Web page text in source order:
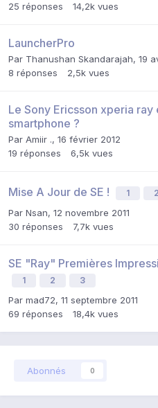
25 réponses 14,2k vues
LauncherPro
Par Thanushan Skandarajah, 19
8 réponses 2,5k vues
Le Sony Ericsson xperia ray
smartphone ?
Par Amiir ., 16 février 2012
19 réponses 6,5k vues
Mise A Jour de SE ! 1 2
Par Nsan, 12 novembre 2011
30 réponses 7,7k vues
SE "Ray" Premières
1 2 3
Par mad72, 11 septembre 2011
69 réponses 18,4k vues
Abonnés 0